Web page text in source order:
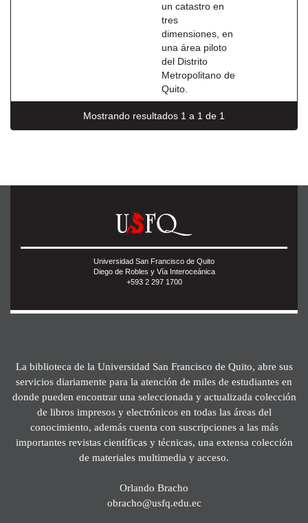
un catastro en
tres
dimensiones, en
una área piloto
del Distrito
Metropolitano de
Quito.
Mostrando resultados 1 a 1 de 1
Universidad San Francisco de Quito
Diego de Robles y Vía Interoceánica
+593 2 297 1700
La biblioteca de la Universidad San Francisco de Quito, abre sus
servicios diariamente para la atención de miles de estudiantes en
donde pueden encontrar una seleccionada y actualizada colección
de libros impresos y electrónicos en todas las áreas del
conocimiento, además cuenta con suscripciones a las más
importantes revistas científicas y técnicas, una extensa colección
de materiales multimedia y acceso.
Orlando Bracho
obracho@usfq.edu.ec